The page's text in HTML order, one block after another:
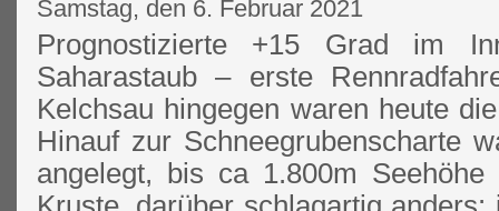
Samstag, den 6. Februar 2021
Prognostizierte +15 Grad im
Saharastaub – erste
Kelchsau hingegen waren heute
Hinauf zur Schneegrubenscharte
angelegt, bis ca 1.800m